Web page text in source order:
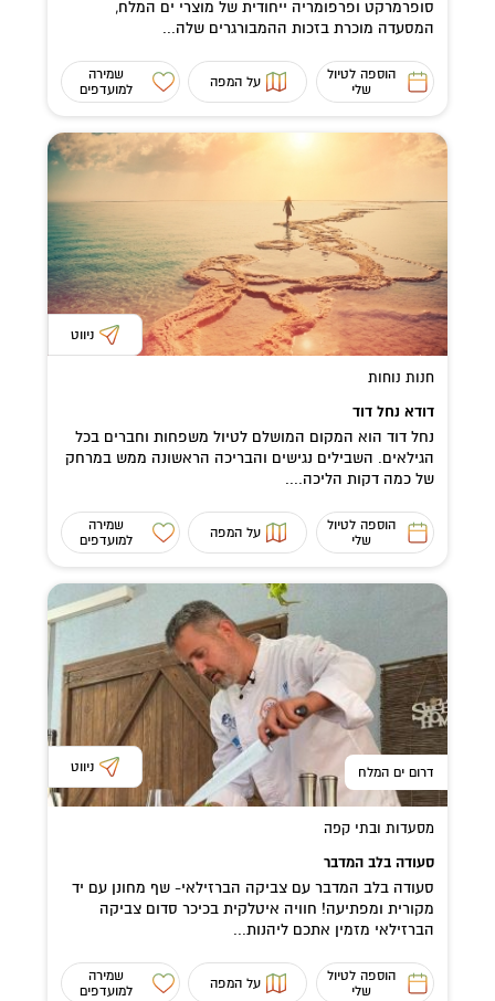
סופרמרקט ופרפומריה ייחודית של מוצרי ים המלח,
המסעדה מוכרת בזכות ההמבורגרים שלה...
הוספה לטיול
שלי
על המפה
שמירה
למועדפים
ניווט
חנות נוחות
דודא נחל דוד
נחל דוד הוא המקום המושלם לטיול משפחות וחברים בכל
הגילאים. השבילים נגישים והבריכה הראשונה ממש במרחק
של כמה דקות הליכה....
הוספה לטיול
שלי
על המפה
שמירה
למועדפים
דרום ים המלח ניווט
מסעדות ובתי קפה
סעודה בלב המדבר
סעודה בלב המדבר עם צביקה הברזילאי- שף מחונן עם יד
מקורית ומפתיעה! חוויה איטלקית בכיכר סדום צביקה
הברזילאי מזמין אתכם ליהנות...
הוספה לטיול
שלי
על המפה
שמירה
למועדפים